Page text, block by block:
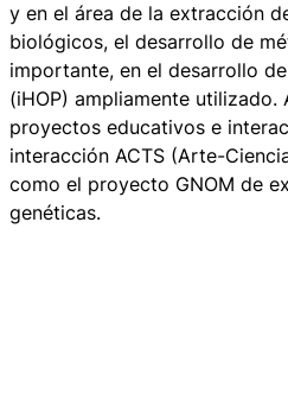
y en el área de la extracción
biológicos, el desarrollo de
importante, en el desarrollo
(iHOP) ampliamente utilizado.
proyectos educativos e
interacción ACTS (Arte-
como el proyecto GNOM de
genéticas.